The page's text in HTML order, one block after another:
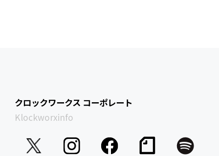
クロックワークス コーポレート
Klockworxinfo